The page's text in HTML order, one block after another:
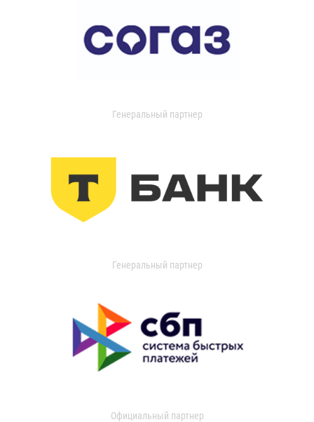
Генеральный партнер
Генеральный партнер
Официальный партнер